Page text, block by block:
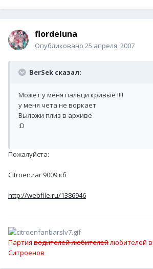
flordeluna
Опубликовано 25 апреля, 2007
BerSek сказал:
Может у меня пальци кривые !!!!
у меня чета не воркает
Выложи плиз в архиве
:D
Пожалуйста:
Citroen.rar 9009 кб
http://webfile.ru/1386946
Партия водителей-любителейлюбителей
Ситроенов